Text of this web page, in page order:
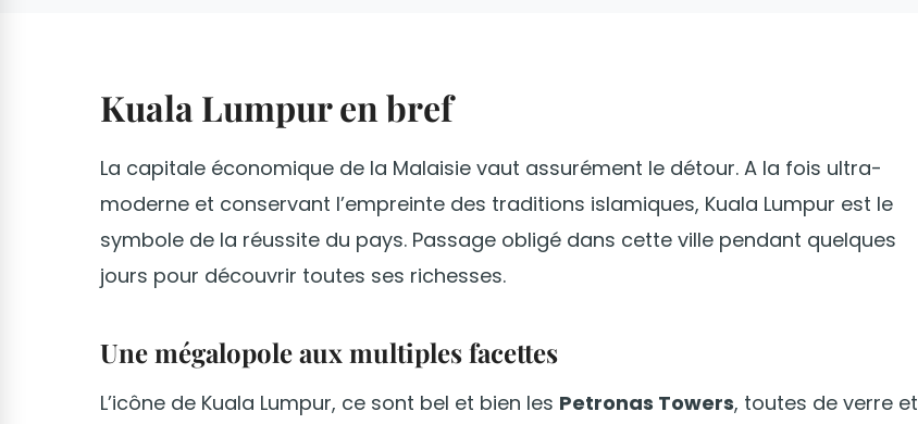
Kuala Lumpur en bref
La capitale économique de la Malaisie vaut assurément le détour. A la fois ultra-
moderne et conservant l’empreinte des traditions islamiques, Kuala Lumpur est le
symbole de la réussite du pays. Passage obligé dans cette ville pendant quelques
jours pour découvrir toutes ses richesses.
Une mégalopole aux multiples facettes
L’icône de Kuala Lumpur, ce sont bel et bien les Petronas Towers, toutes de verre et